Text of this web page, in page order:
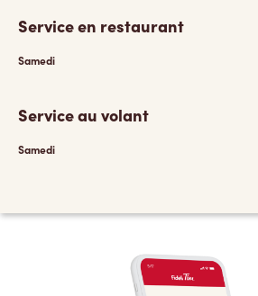
Service en restaurant
Samedi
Service au volant
Samedi